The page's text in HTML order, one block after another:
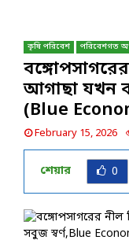
কৃষি পরিবেশ পরিবেশগত
আগাছা যখন
(Blue
February 15, 2026
শেয়ার 0